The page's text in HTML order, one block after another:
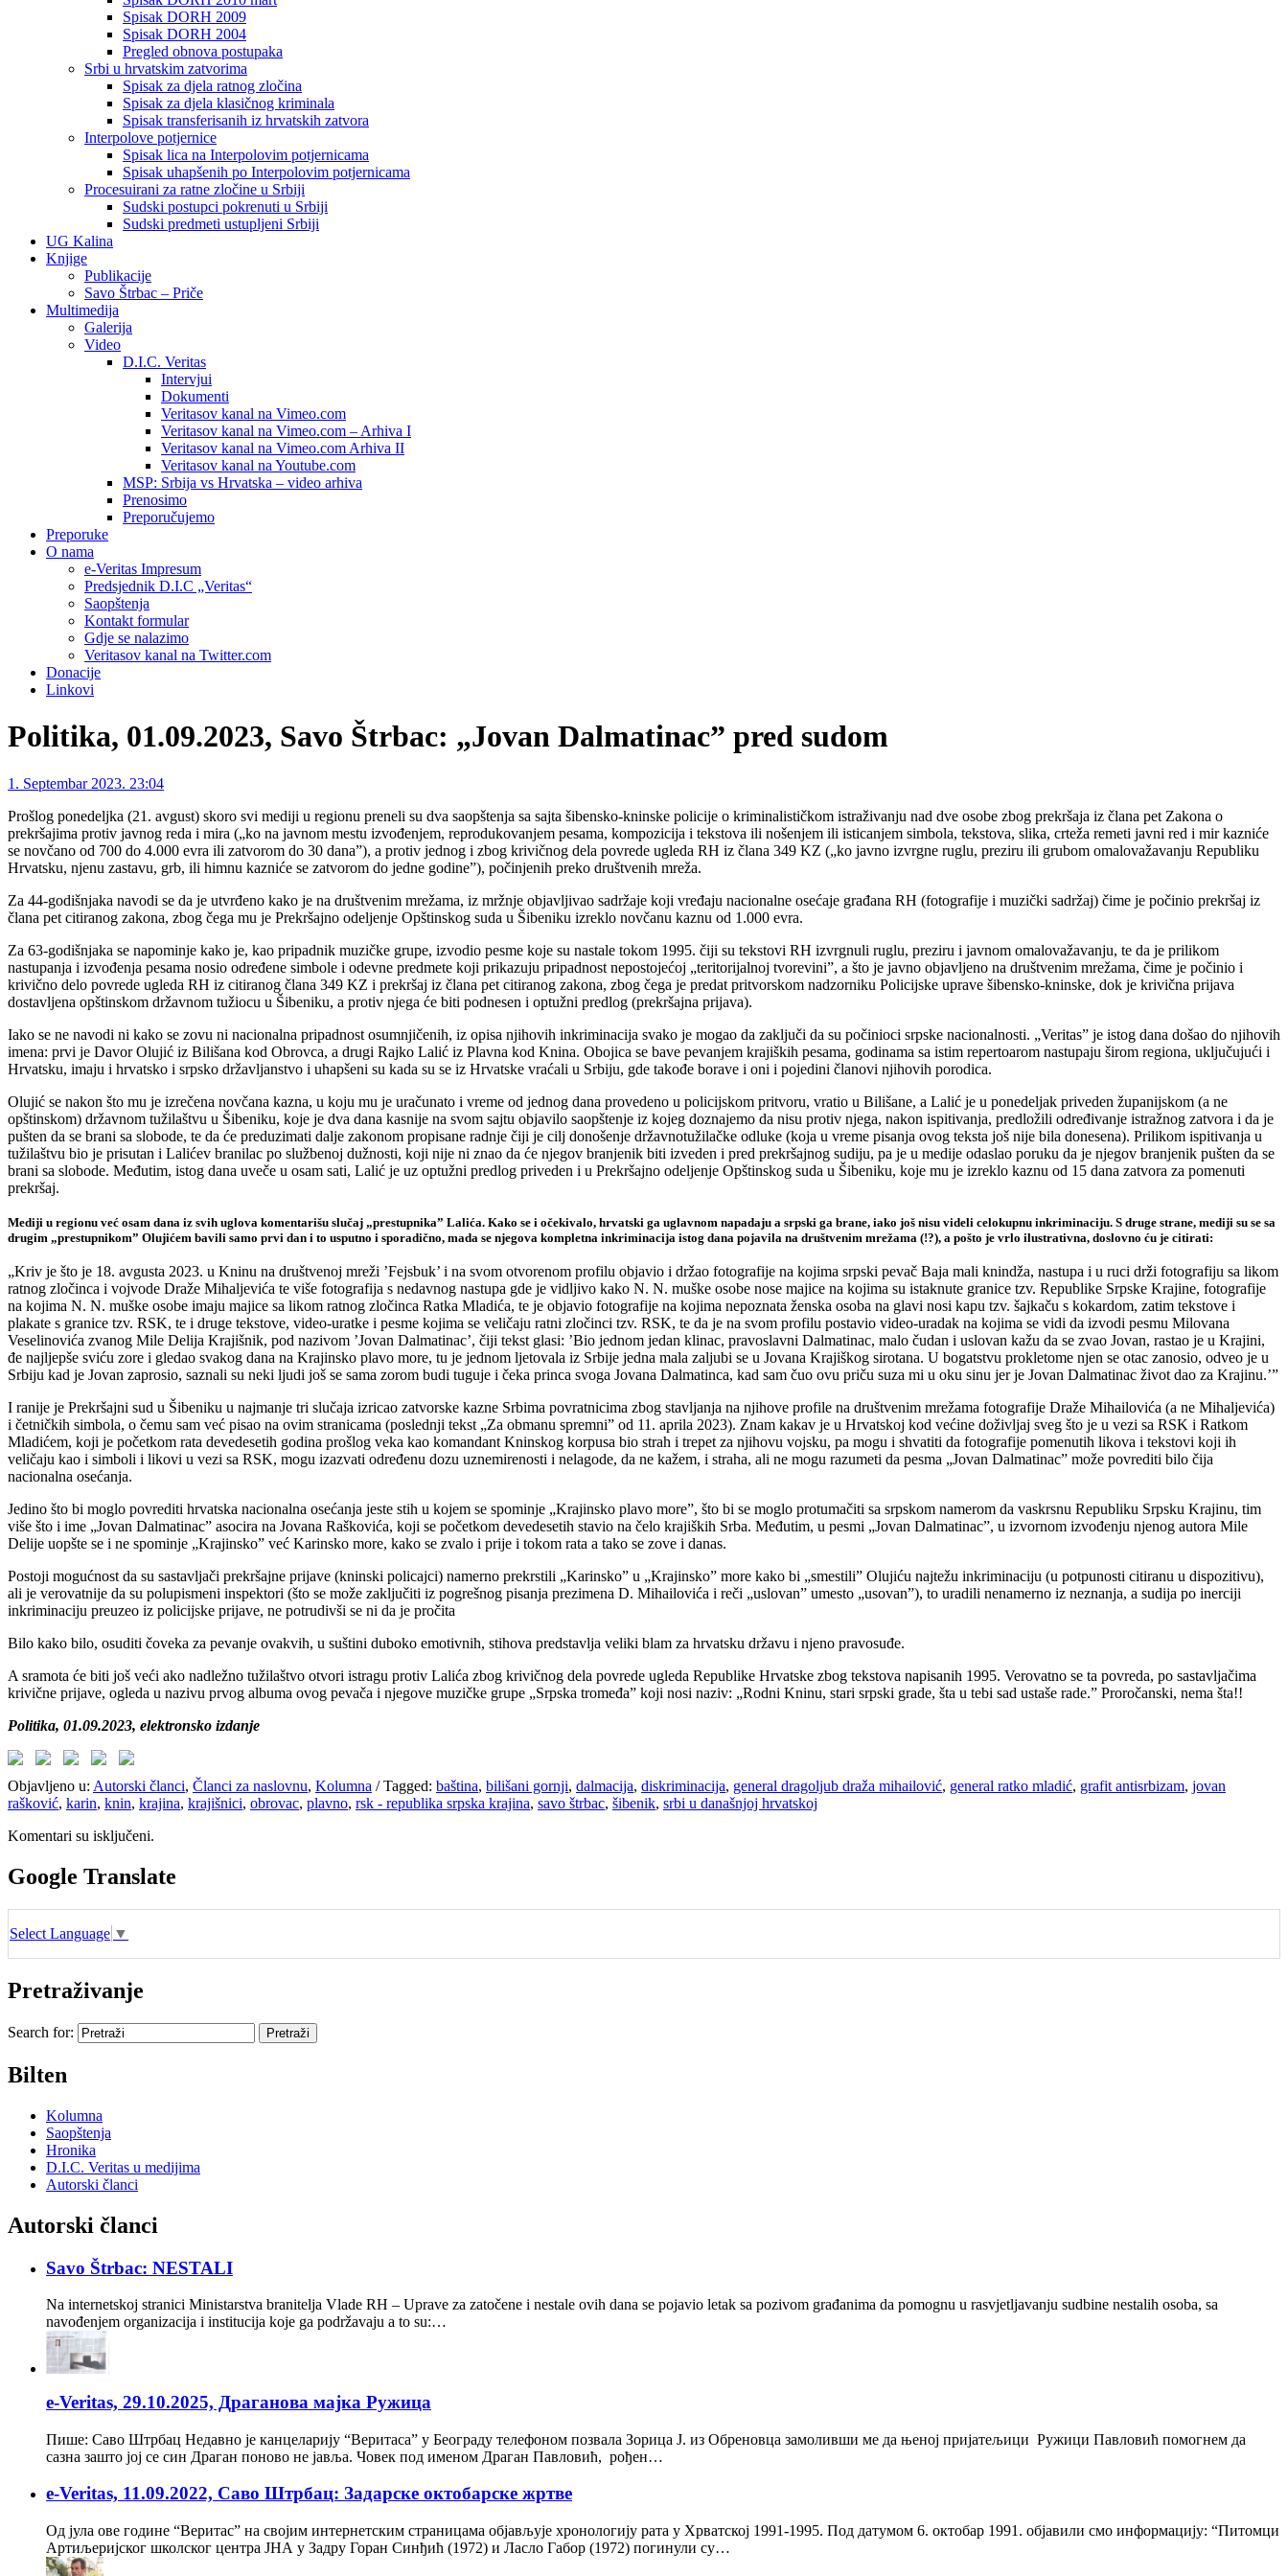
Spisak DORH 2009
Spisak DORH 2004
Pregled obnova postupaka
Srbi u hrvatskim zatvorima
Spisak za djela ratnog zločina
Spisak za djela klasičnog kriminala
Spisak transferisanih iz hrvatskih zatvora
Interpolove potjernice
Spisak lica na Interpolovim potjernicama
Spisak uhapšenih po Interpolovim potjernicama
Procesuirani za ratne zločine u Srbiji
Sudski postupci pokrenuti u Srbiji
Sudski predmeti ustupljeni Srbiji
UG Kalina
Knjige
Publikacije
Savo Štrbac – Priče
Multimedija
Galerija
Video
D.I.C. Veritas
Intervjui
Dokumenti
Veritasov kanal na Vimeo.com
Veritasov kanal na Vimeo.com – Arhiva I
Veritasov kanal na Vimeo.com Arhiva II
Veritasov kanal na Youtube.com
MSP: Srbija vs Hrvatska – video arhiva
Prenosimo
Preporučujemo
Preporuke
O nama
e-Veritas Impresum
Predsjednik D.I.C „Veritas“
Saopštenja
Kontakt formular
Gdje se nalazimo
Veritasov kanal na Twitter.com
Donacije
Linkovi
Politika, 01.09.2023, Savo Štrbac: „Jovan Dalmatinac” pred sudom
1. Septembar 2023. 23:04
Prošlog ponedeljka (21. avgust) skoro svi mediji u regionu preneli su dva saopštenja sa sajta šibensko-kninske policije o kriminalističkom istraživanju nad dve osobe zbog prekršaja iz člana pet Zakona o
prekršajima protiv javnog reda i mira („ko na javnom mestu izvođenjem, reprodukovanjem pesama, kompozicija i tekstova ili nošenjem ili isticanjem simbola, tekstova, slika, crteža remeti javni red i mir kazniće
se novčano od 700 do 4.000 evra ili zatvorom do 30 dana”), a protiv jednog i zbog krivičnog dela povrede ugleda RH iz člana 349 KZ („ko javno izvrgne ruglu, preziru ili grubom omalovažavanju Republiku
Hrvatsku, njenu zastavu, grb, ili himnu kazniće se zatvorom do jedne godine”), počinjenih preko društvenih mreža.
Za 44-godišnjaka navodi se da je utvrđeno kako je na društvenim mrežama, iz mržnje objavljivao sadržaje koji vređaju nacionalne osećaje građana RH (fotografije i muzički sadržaj) čime je počinio prekršaj iz
člana pet citiranog zakona, zbog čega mu je Prekršajno odeljenje Opštinskog suda u Šibeniku izreklo novčanu kaznu od 1.000 evra.
Za 63-godišnjaka se napominje kako je, kao pripadnik muzičke grupe, izvodio pesme koje su nastale tokom 1995. čiji su tekstovi RH izvrgnuli ruglu, preziru i javnom omalovažavanju, te da je prilikom
nastupanja i izvođenja pesama nosio određene simbole i odevne predmete koji prikazuju pripadnost nepostojećoj „teritorijalnoj tvorevini”, a što je javno objavljeno na društvenim mrežama, čime je počinio i
krivično delo povrede ugleda RH iz citiranog člana 349 KZ i prekršaj iz člana pet citiranog zakona, zbog čega je predat pritvorskom nadzorniku Policijske uprave šibensko-kninske, dok je krivična prijava
dostavljena opštinskom državnom tužiocu u Šibeniku, a protiv njega će biti podnesen i optužni predlog (prekršajna prijava).
Iako se ne navodi ni kako se zovu ni nacionalna pripadnost osumnjičenih, iz opisa njihovih inkriminacija svako je mogao da zaključi da su počinioci srpske nacionalnosti. „Veritas” je istog dana došao do njihovih
imena: prvi je Davor Olujić iz Bilišana kod Obrovca, a drugi Rajko Lalić iz Plavna kod Knina. Obojica se bave pevanjem krajiških pesama, godinama sa istim repertoarom nastupaju širom regiona, uključujući i
Hrvatsku, imaju i hrvatsko i srpsko državljanstvo i uhapšeni su kada su se iz Hrvatske vraćali u Srbiju, gde takođe borave i oni i pojedini članovi njihovih porodica.
Olujić se nakon što mu je izrečena novčana kazna, u koju mu je uračunato i vreme od jednog dana provedeno u policijskom pritvoru, vratio u Bilišane, a Lalić je u ponedeljak priveden županijskom (a ne
opštinskom) državnom tužilaštvu u Šibeniku, koje je dva dana kasnije na svom sajtu objavilo saopštenje iz kojeg doznajemo da nisu protiv njega, nakon ispitivanja, predložili određivanje istražnog zatvora i da je
pušten da se brani sa slobode, te da će preduzimati dalje zakonom propisane radnje čiji je cilj donošenje državnotužilačke odluke (koja u vreme pisanja ovog teksta još nije bila donesena). Prilikom ispitivanja u
tužilaštvu bio je prisutan i Lalićev branilac po službenoj dužnosti, koji nije ni znao da će njegov branjenik biti izveden i pred prekršajnog sudiju, pa je u medije odaslao poruku da je njegov branjenik pušten da se
brani sa slobode. Međutim, istog dana uveče u osam sati, Lalić je uz optužni predlog priveden i u Prekršajno odeljenje Opštinskog suda u Šibeniku, koje mu je izreklo kaznu od 15 dana zatvora za pomenuti
prekršaj.
Mediji u regionu već osam dana iz svih uglova komentarišu slučaj „prestupnika” Lalića. Kako se i očekivalo, hrvatski ga uglavnom napadaju a srpski ga brane, iako još nisu videli celokupnu inkriminaciju. S druge strane, mediji su se sa
drugim „prestupnikom” Olujićem bavili samo prvi dan i to usputno i sporadično, mada se njegova kompletna inkriminacija istog dana pojavila na društvenim mrežama (!?), a pošto je vrlo ilustrativna, doslovno ću je citirati:
„Kriv je što je 18. avgusta 2023. u Kninu na društvenoj mreži ’Fejsbuk’ i na svom otvorenom profilu objavio i držao fotografije na kojima srpski pevač Baja mali knindža, nastupa i u ruci drži fotografiju sa likom
ratnog zločinca i vojvode Draže Mihaljevića te više fotografija s nedavnog nastupa gde je vidljivo kako N. N. muške osobe nose majice na kojima su istaknute granice tzv. Republike Srpske Krajine, fotografije
na kojima N. N. muške osobe imaju majice sa likom ratnog zločinca Ratka Mladića, te je objavio fotografije na kojima nepoznata ženska osoba na glavi nosi kapu tzv. šajkaču s kokardom, zatim tekstove i
plakate s granice tzv. RSK, te i druge tekstove, video-uratke i pesme kojima se veličaju ratni zločinci tzv. RSK, te da je na svom profilu postavio video-uradak na kojima se vidi da izvodi pesmu Milovana
Veselinovića zvanog Mile Delija Krajišnik, pod nazivom ’Jovan Dalmatinac’, čiji tekst glasi: ’Bio jednom jedan klinac, pravoslavni Dalmatinac, malo čudan i uslovan kažu da se zvao Jovan, rastao je u Krajini,
đe najljepše sviću zore i gledao svakog dana na Krajinsko plavo more, tu je jednom ljetovala iz Srbije jedna mala zaljubi se u Jovana Krajiškog sirotana. U bogatstvu prokletome njen se otac zanosio, odveo je u
Srbiju kad je Jovan zaprosio, saznali su neki ljudi još se sama zorom budi tuguje i čeka princa svoga Jovana Dalmatinca, kad sam čuo ovu priču suza mi u oku sinu jer je Jovan Dalmatinac život dao za Krajinu.’”
I ranije je Prekršajni sud u Šibeniku u najmanje tri slučaja izricao zatvorske kazne Srbima povratnicima zbog stavljanja na njihove profile na društvenim mrežama fotografije Draže Mihailovića (a ne Mihaljevića)
i četničkih simbola, o čemu sam već pisao na ovim stranicama (poslednji tekst „Za obmanu spremni” od 11. aprila 2023). Znam kakav je u Hrvatskoj kod većine doživljaj sveg što je u vezi sa RSK i Ratkom
Mladićem, koji je početkom rata devedesetih godina prošlog veka kao komandant Kninskog korpusa bio strah i trepet za njihovu vojsku, pa mogu i shvatiti da fotografije pomenutih likova i tekstovi koji ih
veličaju kao i simboli i likovi u vezi sa RSK, mogu izazvati određenu dozu uznemirenosti i nelagode, da ne kažem, i straha, ali ne mogu razumeti da pesma „Jovan Dalmatinac” može povrediti bilo čija
nacionalna osećanja.
Jedino što bi moglo povrediti hrvatska nacionalna osećanja jeste stih u kojem se spominje „Krajinsko plavo more”, što bi se moglo protumačiti sa srpskom namerom da vaskrsnu Republiku Srpsku Krajinu, tim
više što i ime „Jovan Dalmatinac” asocira na Jovana Raškovića, koji se početkom devedesetih stavio na čelo krajiških Srba. Međutim, u pesmi „Jovan Dalmatinac”, u izvornom izvođenju njenog autora Mile
Delije uopšte se i ne spominje „Krajinsko” već Karinsko more, kako se zvalo i prije i tokom rata a tako se zove i danas.
Postoji mogućnost da su sastavljači prekršajne prijave (kninski policajci) namerno prekrstili „Karinsko” u „Krajinsko” more kako bi „smestili” Olujiću najtežu inkriminaciju (u potpunosti citiranu u dispozitivu),
ali je verovatnije da su polupismeni inspektori (što se može zaključiti iz pogrešnog pisanja prezimena D. Mihailovića i reči „uslovan” umesto „usovan”), to uradili nenamerno iz neznanja, a sudija po inerciji
inkriminaciju preuzeo iz policijske prijave, ne potrudivši se ni da je pročita
Bilo kako bilo, osuditi čoveka za pevanje ovakvih, u suštini duboko emotivnih, stihova predstavlja veliki blam za hrvatsku državu i njeno pravosuđe.
A sramota će biti još veći ako nadležno tužilaštvo otvori istragu protiv Lalića zbog krivičnog dela povrede ugleda Republike Hrvatske zbog tekstova napisanih 1995. Verovatno se ta povreda, po sastavljačima
krivične prijave, ogleda u nazivu prvog albuma ovog pevača i njegove muzičke grupe „Srpska tromeđa” koji nosi naziv: „Rodni Kninu, stari srpski grade, šta u tebi sad ustaše rade.” Proročanski, nema šta!!
Politika, 01.09.2023, elektronsko izdanje
Objavljeno u: Autorski članci, Članci za naslovnu, Kolumna /Tagged: baština, bilišani gornji, dalmacija, diskriminacija, general dragoljub draža mihailović, general ratko mladić, grafit antisrbizam, jovan
rašković, karin, knin, krajina, krajišnici, obrovac, plavno, rsk - republika srpska krajina, savo štrbac, šibenik, srbi u današnjoj hrvatskoj
Komentari su isključeni.
Google Translate
Select Language ▼
Pretraživanje
Search for:
Bilten
Kolumna
Saopštenja
Hronika
D.I.C. Veritas u medijima
Autorski članci
Autorski članci
Savo Štrbac: NESTALI
Na internetskoj stranici Ministarstva branitelja Vlade RH – Uprave za zatočene i nestale ovih dana se pojavio letak sa pozivom građanima da pomognu u rasvjetljavanju sudbine nestalih osoba, sa
navođenjem organizacija i institucija koje ga podržavaju a to su:…
e-Veritas, 29.10.2025, Драганова мајка Ружица
Пише: Саво Штрбац Недавно је канцеларију “Веритасa” у Београду телефоном позвала Зорица Ј. из Обреновца замоливши ме да њеној пријатељици Ружици Павловић помогнем да
сазна зашто јој се син Драган поново не јавља. Човек под именом Драган Павловић, рођен…
e-Veritas, 11.09.2022, Саво Штрбац: Задарске октобарске жртве
Од јула ове године “Веритас” на својим интернетским страницама објављује хронологију рата у Хрватској 1991-1995. Под датумом 6. октобар 1991. објавили смо информацију: “Питомци
Артиљеријског школског центра ЈНА у Задру Горан Синђић (1972) и Ласло Габор (1972) погинули су…